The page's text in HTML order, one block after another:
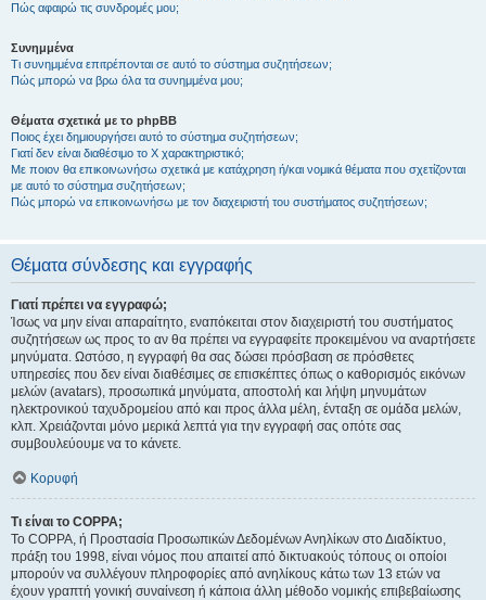
Πώς αφαιρώ τις συνδρομές μου;
Συνημμένα
Τι συνημμένα επιτρέπονται σε αυτό το σύστημα συζητήσεων;
Πώς μπορώ να βρω όλα τα συνημμένα μου;
Θέματα σχετικά με το phpBB
Ποιος έχει δημιουργήσει αυτό το σύστημα συζητήσεων;
Γιατί δεν είναι διαθέσιμο το Χ χαρακτηριστικό;
Με ποιον θα επικοινωνήσω σχετικά με κατάχρηση ή/και νομικά θέματα που σχετίζονται
με αυτό το σύστημα συζητήσεων;
Πώς μπορώ να επικοινωνήσω με τον διαχειριστή του συστήματος συζητήσεων;
Θέματα σύνδεσης και εγγραφής
Γιατί πρέπει να εγγραφώ;
Ίσως να μην είναι απαραίτητο, εναπόκειται στον διαχειριστή του συστήματος
συζητήσεων ως προς το αν θα πρέπει να εγγραφείτε προκειμένου να αναρτήσετε
μηνύματα. Ωστόσο, η εγγραφή θα σας δώσει πρόσβαση σε πρόσθετες
υπηρεσίες που δεν είναι διαθέσιμες σε επισκέπτες όπως ο καθορισμός εικόνων
μελών (avatars), προσωπικά μηνύματα, αποστολή και λήψη μηνυμάτων
ηλεκτρονικού ταχυδρομείου από και προς άλλα μέλη, ένταξη σε ομάδα μελών,
κλπ. Χρειάζονται μόνο μερικά λεπτά για την εγγραφή σας οπότε σας
συμβουλεύουμε να το κάνετε.
Κορυφή
Τι είναι το COPPA;
Το COPPA, ή Προστασία Προσωπικών Δεδομένων Ανηλίκων στο Διαδίκτυο,
πράξη του 1998, είναι νόμος που απαιτεί από δικτυακούς τόπους οι οποίοι
μπορούν να συλλέγουν πληροφορίες από ανηλίκους κάτω των 13 ετών να
έχουν γραπτή γονική συναίνεση ή κάποια άλλη μέθοδο νομικής επιβεβαίωσης